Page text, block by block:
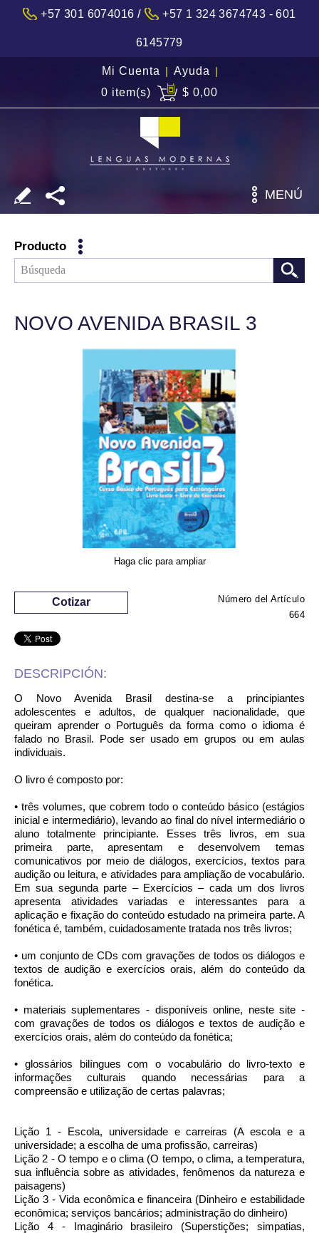
+57 301 6074016 / +57 1 324 3674743 - 601
6145779
Mi Cuenta | Ayuda |
0 item(s)
$ 0,00
MENÚ
Producto
NOVO AVENIDA BRASIL 3
Haga clic para ampliar
Número del Artículo
664
Cotizar
DESCRIPCIÓN:
O Novo Avenida Brasil destina-se a principiantes
adolescentes e adultos, de qualquer nacionalidade, que
queiram aprender o Português da forma como o idioma é
falado no Brasil. Pode ser usado em grupos ou em aulas
individuais.
O livro é composto por:
• três volumes, que cobrem todo o conteúdo básico (estágios
inicial e intermediário), levando ao final do nível intermediário o
aluno totalmente principiante. Esses três livros, em sua
primeira parte, apresentam e desenvolvem temas
comunicativos por meio de diálogos, exercícios, textos para
audição ou leitura, e atividades para ampliação de vocabulário.
Em sua segunda parte – Exercícios – cada um dos livros
apresenta atividades variadas e interessantes para a
aplicação e fixação do conteúdo estudado na primeira parte. A
fonética é, também, cuidadosamente tratada nos três livros;
• um conjunto de CDs com gravações de todos os diálogos e
textos de audição e exercícios orais, além do conteúdo da
fonética.
• materiais suplementares - disponíveis online, neste site -
com gravações de todos os diálogos e textos de audição e
exercícios orais, além do conteúdo da fonética;
• glossários bilíngues com o vocabulário do livro-texto e
informações culturais quando necessárias para a
compreensão e utilização de certas palavras;
Lição 1 - Escola, universidade e carreiras (A escola e a
universidade; a escolha de uma profissão, carreiras)
Lição 2 - O tempo e o clima (O tempo, o clima, a temperatura,
sua influência sobre as atividades, fenômenos da natureza e
paisagens)
Lição 3 - Vida econômica e financeira (Dinheiro e estabilidade
econômica; serviços bancários; administração do dinheiro)
Lição 4 - Imaginário brasileiro (Superstições; simpatias,